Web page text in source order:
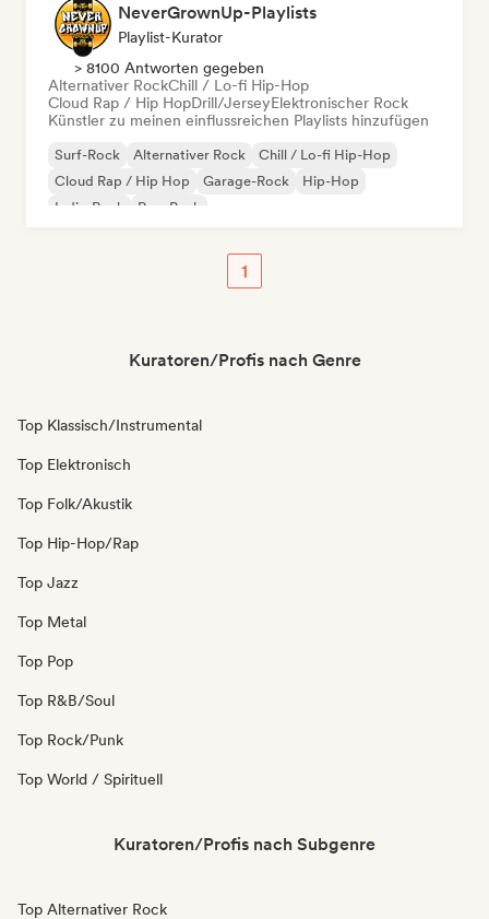
NeverGrownUp-Playlists
Playlist-Kurator
> 8100 Antworten gegeben
Alternativer RockChill / Lo-fi Hip-Hop
Cloud Rap / Hip HopDrill/JerseyElektronischer Rock
Künstler zu meinen einflussreichen Playlists hinzufügen
Surf-Rock Alternativer Rock
Chill / Lo-fi Hip-Hop
Cloud Rap / Hip Hop
Garage-Rock
Hip-Hop
Indie-Rock
Pop-Punk
1
Kuratoren/Profis nach Genre
Top Klassisch/Instrumental
Top Elektronisch
Top Folk/Akustik
Top Hip-Hop/Rap
Top Jazz
Top Metal
Top Pop
Top R&B/Soul
Top Rock/Punk
Top World / Spirituell
Kuratoren/Profis nach Subgenre
Top Alternativer Rock